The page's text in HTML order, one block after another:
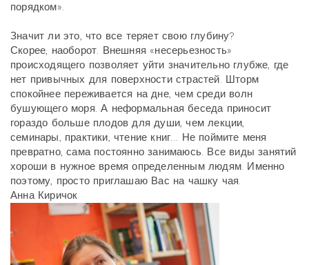
порядком».
Значит ли это, что все теряет свою глубину?
Скорее, наоборот. Внешняя «несерьезность»
происходящего позволяет уйти значительно глубже, где
нет привычных для поверхности страстей. Шторм
спокойнее переживается на дне, чем среди волн
бушующего моря. А неформальная беседа приносит
гораздо больше плодов для души, чем лекции,
семинары, практики, чтение книг… Не поймите меня
превратно, сама постоянно занимаюсь. Все виды занятий
хороши в нужное время определенным людям. Именно
поэтому, просто приглашаю Вас на чашку чая.
Анна Киричок